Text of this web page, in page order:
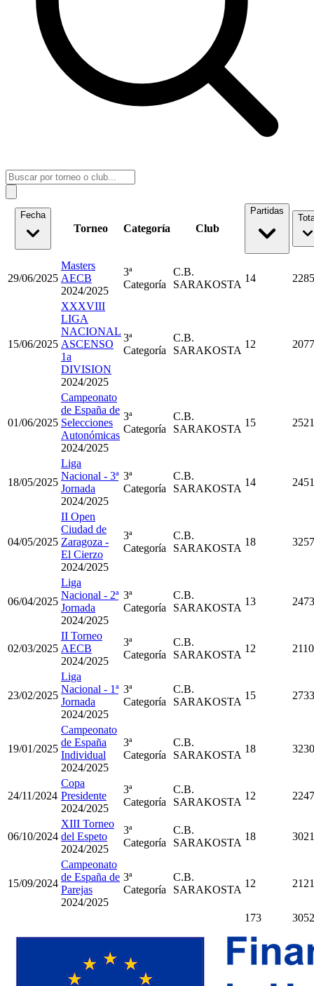
Fecha
Torneo Categoría Club
Partidas
29/06/2025
Masters
AECB
2024/2025
3ª
Categoría
C.B.
SARAKOSTA
14 2285
15/06/2025
XXXVIII
LIGA
NACIONAL
ASCENSO
1a
DIVISION
2024/2025
3ª
Categoría
C.B.
SARAKOSTA
12 2077
01/06/2025
Campeonato
de España de
Selecciones
Autonómicas
2024/2025
3ª
Categoría
C.B.
SARAKOSTA
15 2521
18/05/2025
Liga
Nacional - 3ª
Jornada
2024/2025
3ª
Categoría
C.B.
SARAKOSTA
14 2451
04/05/2025
II Open
Ciudad de
Zaragoza -
El Cierzo
2024/2025
3ª
Categoría
C.B.
SARAKOSTA
18 3257
06/04/2025
Liga
Nacional - 2ª
Jornada
2024/2025
3ª
Categoría
C.B.
SARAKOSTA
13 2473
02/03/2025
II Torneo
AECB
2024/2025
3ª
Categoría
C.B.
SARAKOSTA
12 2110
23/02/2025
Liga
Nacional - 1ª
Jornada
2024/2025
3ª
Categoría
C.B.
SARAKOSTA
15 2733
19/01/2025
Campeonato
de España
Individual
2024/2025
3ª
Categoría
C.B.
SARAKOSTA
18 3230
24/11/2024
Copa
Presidente
2024/2025
3ª
Categoría
C.B.
SARAKOSTA
12 2247
06/10/2024
XIII Torneo
del Espeto
2024/2025
3ª
Categoría
C.B.
SARAKOSTA
18 3021
15/09/2024
Campeonato
de España de
Parejas
2024/2025
3ª
Categoría
C.B.
SARAKOSTA
12 2121
173